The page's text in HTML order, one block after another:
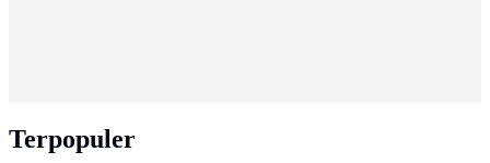
Terpopuler